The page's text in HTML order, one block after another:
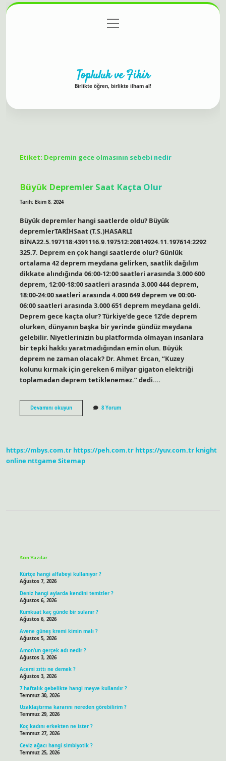
Gizlilik Politikası
menüyü
aç
Topluluk ve Fikir
Birlikte öğren, birlikte ilham al!
Etiket: Depremin gece olmasının sebebi nedir
Büyük Depremler Saat Kaçta Olur
Tarih: Ekim 8, 2024
Büyük depremler hangi saatlerde oldu? Büyük
depremlerTARİHSaat (T.S.)HASARLI
BİNA22.5.197118:4391116.9.197512:20814924.11.197614:2292
325.7. Deprem en çok hangi saatlerde olur? Günlük
ortalama 42 deprem meydana gelirken, saatlik dağılım
dikkate alındığında 06:00-12:00 saatleri arasında 3.000 600
deprem, 12:00-18:00 saatleri arasında 3.000 444 deprem,
18:00-24:00 saatleri arasında 4.000 649 deprem ve 00:00-
06:00 saatleri arasında 3.000 651 deprem meydana geldi.
Deprem gece kaçta olur? Türkiye’de gece 12’de deprem
olurken, dünyanın başka bir yerinde gündüz meydana
gelebilir. Niyetlerinizin bu platformda olmayan insanlara
bir tepki hakkı yaratmadığından emin olun. Büyük
deprem ne zaman olacak? Dr. Ahmet Ercan, “Kuzey
kolunu kırmak için gereken 6 milyar gigaton elektriği
toplamadan deprem tetiklenemez.” dedi.…
Devamını okuyunBüyük
Depremler
8 Yorum
https://mbys.com.tr https://peh.com.tr https://yuv.com.tr knight
online nttgame Sitemap
Son Yazılar
Kürtçe hangi alfabeyi kullanıyor ?
Ağustos 7, 2026
Deniz hangi aylarda kendini temizler ?
Ağustos 6, 2026
Kumkuat kaç günde bir sulanır ?
Ağustos 6, 2026
Avene güneş kremi kimin malı ?
Ağustos 5, 2026
Amon’un gerçek adı nedir ?
Ağustos 3, 2026
Acemi zıttı ne demek ?
Ağustos 3, 2026
7 haftalık gebelikte hangi meyve kullanılır ?
Temmuz 30, 2026
Uzaklaştırma kararını nereden görebilirim ?
Temmuz 29, 2026
Koç kadını erkekten ne ister ?
Temmuz 27, 2026
Ceviz ağacı hangi simbiyotik ?
Temmuz 25, 2026